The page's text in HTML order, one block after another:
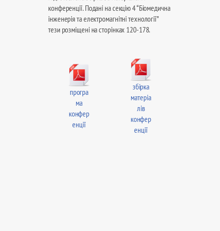
конференції. Подані на секцію 4 “Біомедична
інженерія та електромагнітні технології”
тези розміщені на сторінках 120-178.
програ
ма
конфер
енції
збірка
матеріа
лів
конфер
енції